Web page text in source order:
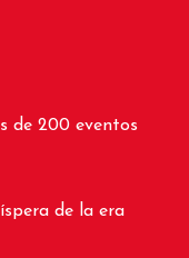
de 200 eventos
de la era